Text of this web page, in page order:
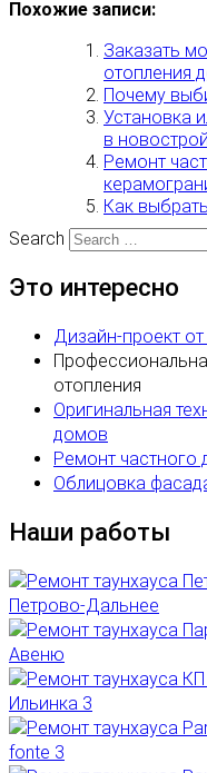
Похожие записи:
Заказать
отопления
Почему
Установка
в
Ремонт
Как
Search
Это интересно
Дизайн-проект от
отопления
Оригинальная
домов
Ремонт частного
Облицовка
Наши работы
Петрово-Дальнее
Авеню
Ильинка 3
fonte 3